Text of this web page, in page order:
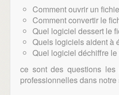
Comment ouvrir un
Comment convertir le
Quel logiciel dessert le
Quels logiciels aident à
Quel logiciel déchiffre
ce sont des questions les
professionnelles dans notre